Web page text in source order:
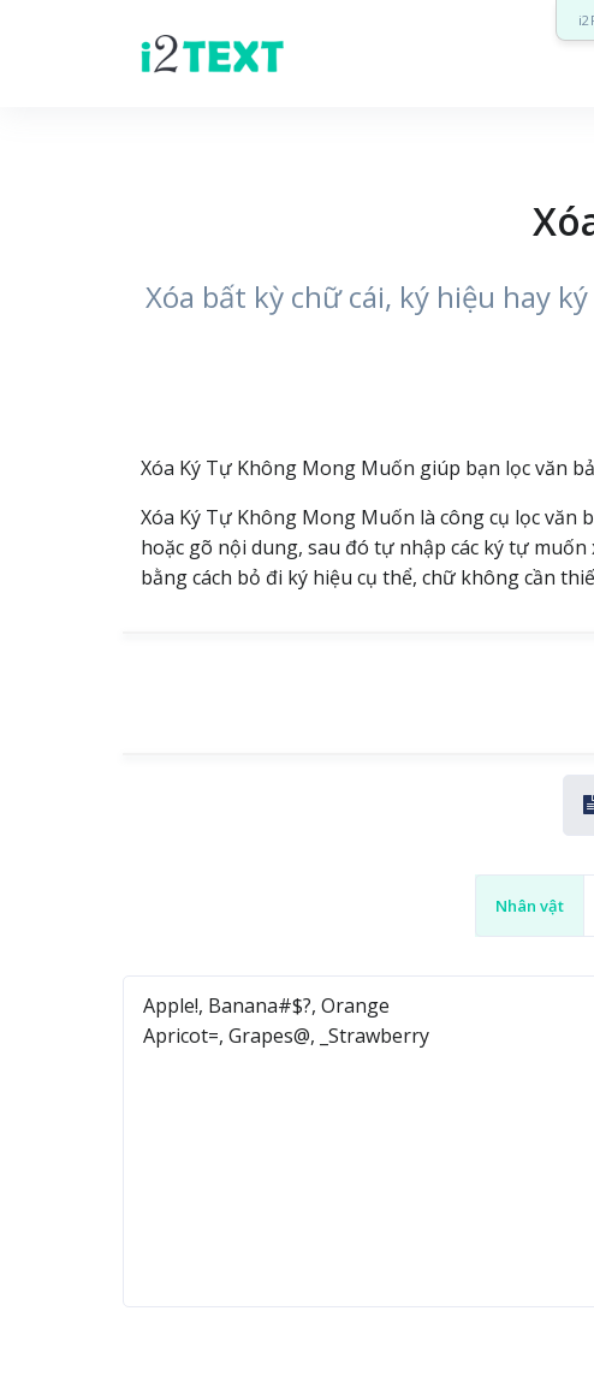
Xóa bất kỳ chữ cái, ký hiệu hay
Xóa Ký Tự Không Mong Muốn giúp bạn lọc văn
Xóa Ký Tự Không Mong Muốn là công cụ lọc văn
hoặc gõ nội dung, sau đó tự nhập các ký tự
bằng cách bỏ đi ký hiệu cụ thể, chữ không cần
Nhân vật